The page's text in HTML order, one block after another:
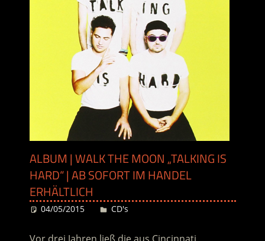
ALBUM | WALK THE MOON „TALKING IS
HARD“ | AB SOFORT IM HANDEL
ERHÄLTLICH
04/05/2015 Desiree
CD's